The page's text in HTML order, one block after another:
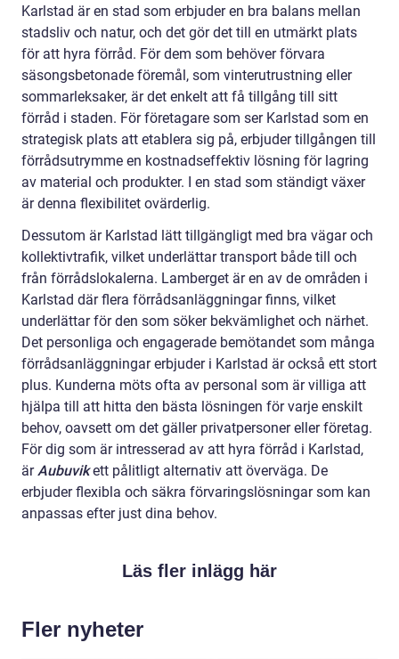
Karlstad är en stad som erbjuder en bra balans mellan
stadsliv och natur, och det gör det till en utmärkt plats
för att hyra förråd. För dem som behöver förvara
säsongsbetonade föremål, som vinterutrustning eller
sommarleksaker, är det enkelt att få tillgång till sitt
förråd i staden. För företagare som ser Karlstad som en
strategisk plats att etablera sig på, erbjuder tillgången till
förrådsutrymme en kostnadseffektiv lösning för lagring
av material och produkter. I en stad som ständigt växer
är denna flexibilitet ovärderlig.
Dessutom är Karlstad lätt tillgängligt med bra vägar och
kollektivtrafik, vilket underlättar transport både till och
från förrådslokalerna. Lamberget är en av de områden i
Karlstad där flera förrådsanläggningar finns, vilket
underlättar för den som söker bekvämlighet och närhet.
Det personliga och engagerade bemötandet som många
förrådsanläggningar erbjuder i Karlstad är också ett stort
plus. Kunderna möts ofta av personal som är villiga att
hjälpa till att hitta den bästa lösningen för varje enskilt
behov, oavsett om det gäller privatpersoner eller företag.
För dig som är intresserad av att hyra förråd i Karlstad,
ärAubuvik ett pålitligt alternativ att överväga. De
erbjuder flexibla och säkra förvaringslösningar som kan
anpassas efter just dina behov.
Läs fler inlägg här
Fler nyheter